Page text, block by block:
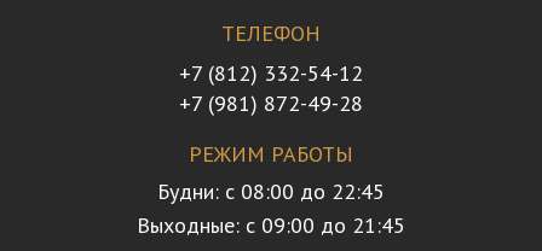
ТЕЛЕФОН
+7 (812) 332-54-12
+7 (981) 872-49-28
РЕЖИМ РАБОТЫ
Будни: с 08:00 до 22:45
Выходные: с 09:00 до 21:45